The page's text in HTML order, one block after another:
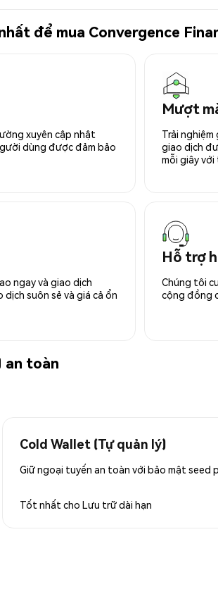
để mua Convergence
xuyên cập nhật
dùng được đảm bảo
Mượt
Trải
giao dịch
mỗi giây
ngay và giao dịch
suôn sẻ và giá cả ổn
Hỗ trợ
Chúng tôi
cộng đồng
an toàn
Cold Wallet (Tự quản lý)
Giữ ngoại tuyến an toàn với bảo mật seed
Tốt nhất cho Lưu trữ dài hạn